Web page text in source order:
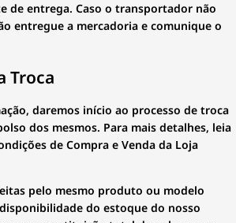
de entrega. Caso o transportador não
entregue a mercadoria e comunique o
Troca
daremos início ao processo de troca
dos mesmos. Para mais detalhes, leia
de Compra e Venda da Loja
pelo mesmo produto ou modelo
do estoque do nosso